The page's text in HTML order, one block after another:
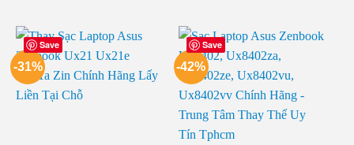
Save
-31%
Save
-42%